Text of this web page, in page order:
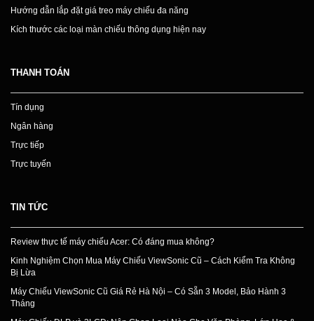
Hướng dẫn lắp đặt giá treo máy chiếu đa năng
Kích thước các loại màn chiếu thông dụng hiện nay
THANH TOÁN
Tín dụng
Ngân hàng
Trực tiếp
Trực tuyến
TIN TỨC
Review thực tế máy chiếu Acer: Có đáng mua không?
Kinh Nghiệm Chọn Mua Máy Chiếu ViewSonic Cũ – Cách Kiểm Tra Không
Bị Lừa
Máy Chiếu ViewSonic Cũ Giá Rẻ Hà Nội – Có Sẵn 3 Model, Bảo Hành 3
Tháng